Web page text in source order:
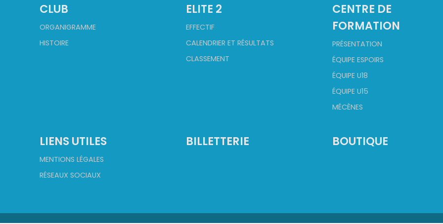
CLUB
ORGANIGRAMME
HISTOIRE
ELITE 2
EFFECTIF
CALENDRIER ET RÉSULTATS
CLASSEMENT
CENTRE DE
FORMATION
PRÉSENTATION
ÉQUIPE ESPOIRS
ÉQUIPE U18
ÉQUIPE U15
MÉCÈNES
LIENS UTILES
MENTIONS LÉGALES
RÉSEAUX SOCIAUX
BILLETTERIE BOUTIQUE